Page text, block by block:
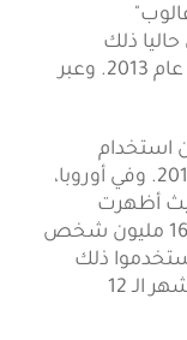
يدخنون حاليا ذلك
المخدر، بزيادة عن 7 بالمئة مقارنة مع عام 2013. وعبر
استخدام
الماريجوانا بشكل كامل بحلول عام 2018. وفي أوروبا،
أظهرت
دراسة مسحية تعود لعام 2015 أن 16،6 مليون شخص
و34 عاماً قد استخدموا ذلك
المخدر مرة واحدة على الأقل خلال الأشهر الـ 12